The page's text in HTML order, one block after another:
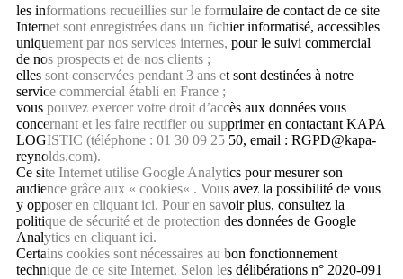
les informations recueillies sur le formulaire de contact de ce site
Internet sont enregistrées dans un fichier informatisé, accessibles
uniquement par nos services internes, pour le suivi commercial
de nos prospects et de nos clients ;
elles sont conservées pendant 3 ans et sont destinées à notre
service commercial établi en France ;
vous pouvez exercer votre droit d’accès aux données vous
concernant et les faire rectifier ou supprimer en contactant KAPA
LOGISTIC (téléphone : 01 30 09 25 50, email : RGPD@kapa-
reynolds.com).
Ce site Internet utilise Google Analytics pour mesurer son
audience grâce aux « cookies« . Vous avez la possibilité de vous
y opposer en cliquant ici. Pour en savoir plus, consultez la
politique de sécurité et de protection des données de Google
Analytics en cliquant ici.
Certains cookies sont nécessaires au bon fonctionnement
technique de ce site Internet. Selon les délibérations n° 2020-091